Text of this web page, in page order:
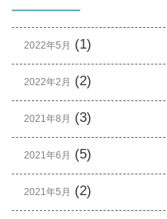
2022年5月 (1)
2022年2月 (2)
2021年8月 (3)
2021年6月 (5)
2021年5月 (2)